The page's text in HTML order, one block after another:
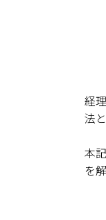
経
法
本
を